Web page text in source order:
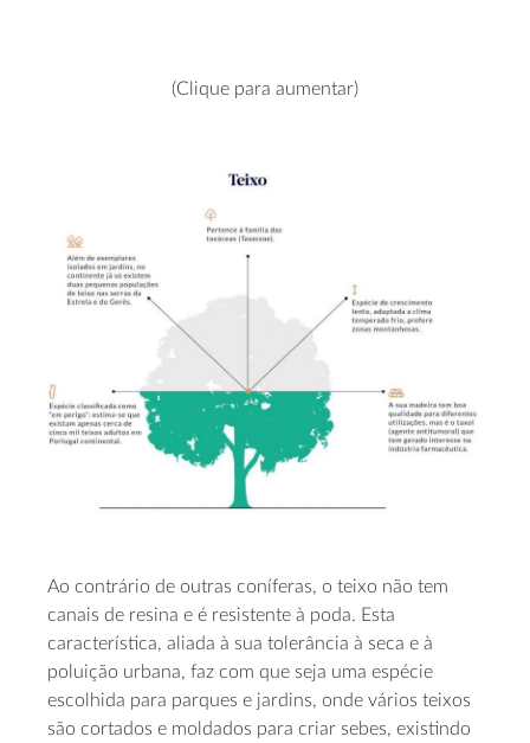
(Clique para aumentar)
Ao contrário de outras coníferas, o teixo não tem
canais de resina e é resistente à poda. Esta
característica, aliada à sua tolerância à seca e à
poluição urbana, faz com que seja uma espécie
escolhida para parques e jardins, onde vários teixos
são cortados e moldados para criar sebes, existindo